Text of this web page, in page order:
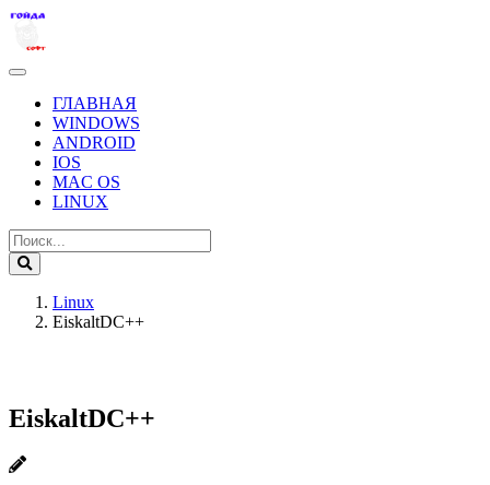
ГЛАВНАЯ
WINDOWS
ANDROID
IOS
MAC OS
LINUX
Linux
EiskaltDC++
EiskaltDC++